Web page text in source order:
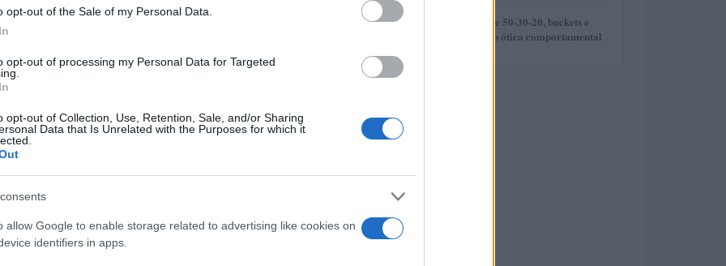
opt-out of the Sale of my Personal Data.
opt-out of processing my Personal Data for Targeted
opt-out of Collection, Use, Retention, Sale, and/or Sharing
Data that Is Unrelated with the Purposes for which it
allow Google to enable storage related to advertising like cookies on
identifiers in apps.
março, o volume de vendas de NFT no Ethereum
do Bitcoin em mais de 115%. No entanto, ao
ao longo de sete dias, o Bitcoin experimentou maior
5
Comparação entre 50-30-20, buckets e
metas SMART sob ótica comportamental